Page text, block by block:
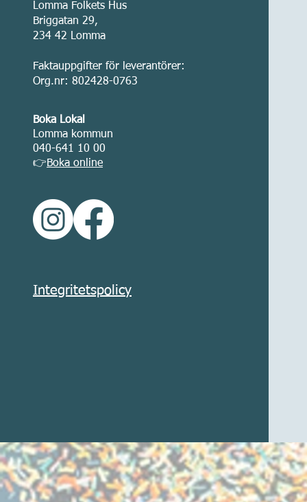
Lomma Folkets Hus
Briggatan 29,
234 42 Lomma
Faktauppgifter för leverantörer:
Org.nr: 802428-0763
Boka Lokal
Lomma kommun
040-641 10 00
👉Boka online
Integritetspolicy